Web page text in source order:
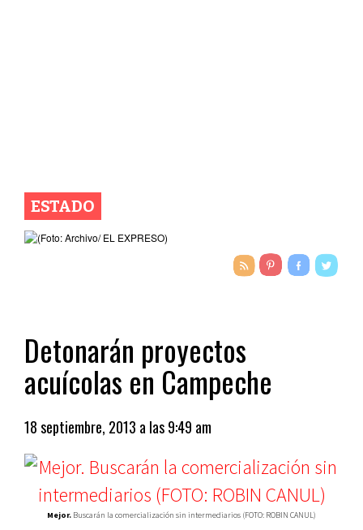
ESTADO
Detonarán proyectos
acuícolas en Campeche
18 septiembre, 2013 a las 9:49 am
Mejor. Buscarán la comercialización sin intermediarios (FOTO: ROBIN CANUL)